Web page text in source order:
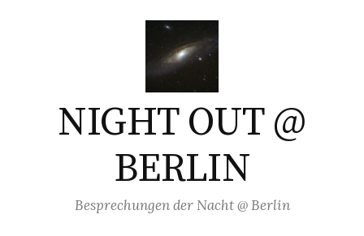
NIGHT OUT @
BERLIN
Besprechungen der Nacht @ Berlin